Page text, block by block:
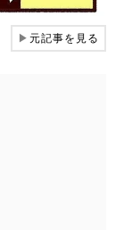
▶元記事を見る